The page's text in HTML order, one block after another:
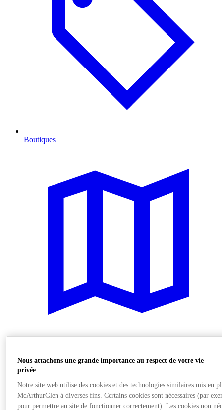
Boutiques
Nous attachons une grande importance au respect de votre vie
privée
Notre site web utilise des cookies et des technologies similaires mis en
McArthurGlen à diverses fins. Certains cookies sont nécessaires (par
pour permettre au site de fonctionner correctement). Les cookies non